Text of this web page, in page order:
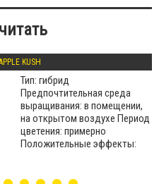
KUSH
Тип: гибрид
Предпочтительная среда
выращивания: в помещении,
на открытом воздухе Период
цветения: примерно
Положительные эффекты: